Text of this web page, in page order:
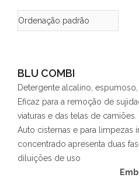
BLU COMBI
Detergente alcalino,
Eficaz para a remoção de
viaturas e das telas de
Auto cisternas e para limpezas
concentrado apresenta duas
diluições de uso